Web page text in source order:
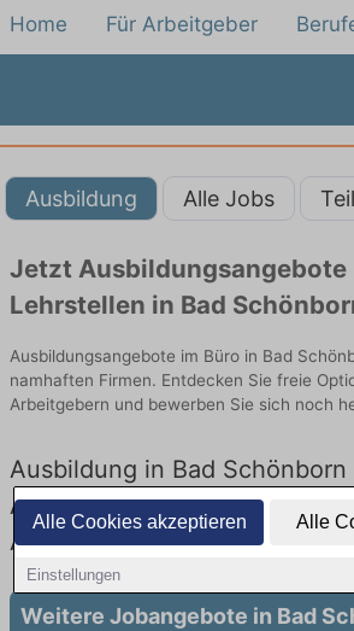
Alle Cookies akzeptieren Alle
Einstellungen
Home Für Arbeitgeber
Ausbildung Alle Jobs
Jetzt Ausbildungsangebote
Lehrstellen in Bad
Ausbildungsangebote im Büro in Bad
namhaften Firmen. Entdecken Sie freie
Arbeitgebern und bewerben Sie sich noch
Ausbildung in Bad Schönborn
Aktuell gibt es keine
Ausbildung in Bad Schönborn
Weitere Jobangebote in Bad